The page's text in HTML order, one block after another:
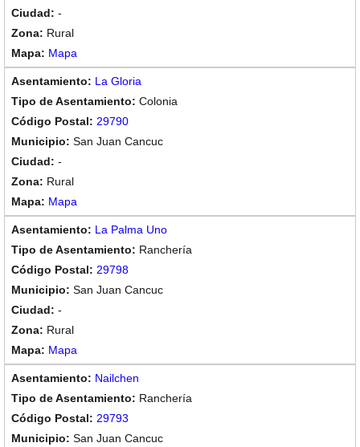
-
Rural
Mapa
La Gloria
Colonia
29790
San Juan Cancuc
-
Rural
Mapa
La Palma Uno
Ranchería
29798
San Juan Cancuc
-
Rural
Mapa
Nailchen
Ranchería
29793
San Juan Cancuc